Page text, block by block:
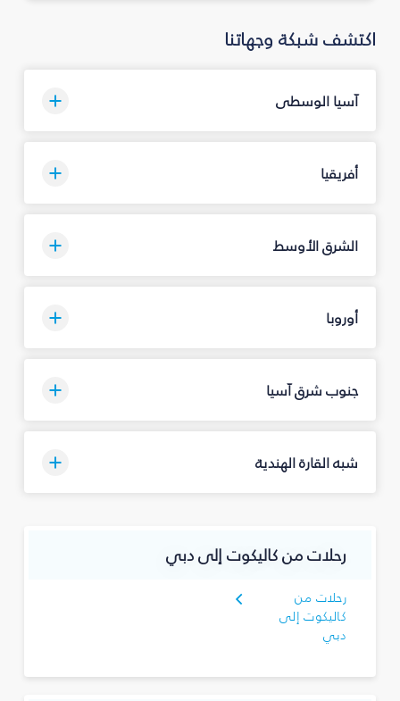
اكتشف شبكة وجهاتنا
آسيا الوسطى
أفريقيا
الشرق الأوسط
أوروبا
جنوب شرق آسيا
شبه القارة الهندية
رحلات من كاليكوت إلى دبي
رحلات من
كاليكوت إلى
دبي